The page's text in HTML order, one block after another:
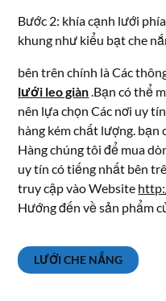
Bước 2: khía cạnh lưới
khung như kiểu bạt che
bên trên chính là Các
lưới leo giàn.Bạn có thể
nên lựa chọn Các nơi uy
hàng kém chất lượng.
Hàng chúng tôi để mua
uy tín có tiếng nhất bên
truy cập vào Website
Hướng đến về sản phẩm
LƯỚI CHE NẮNG